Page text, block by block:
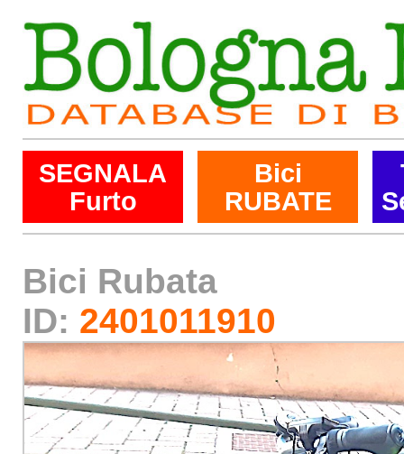
SEGNALA
Furto
Bici
RUBATE
Bici Rubata
ID: 2401011910